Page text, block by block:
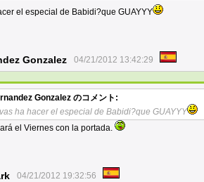
el especial de Babidi?que GUAYYY
Gonzalez 04/21/2012 13:42:29
Gonzalez のコメント:
ha hacer el especial de Babidi?que GUAYYY
el Viernes con la portada.
04/21/2012 19:32:56